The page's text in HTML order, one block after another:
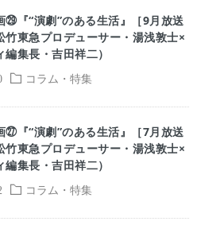
コラム・特集
㉙『“演劇”のある生活』［9月放送
竹東急プロデューサー・湯浅敦士×
集長・吉田祥二）
コラム・特集
㉗『“演劇”のある生活』［7月放送
竹東急プロデューサー・湯浅敦士×
集長・吉田祥二）